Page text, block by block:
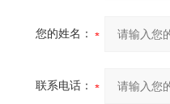
您的姓名：
联系电话：